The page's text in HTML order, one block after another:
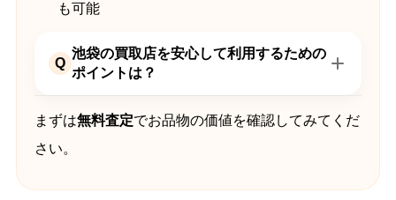
も可能
Q
池袋の買取店を安心して利用するための
ポイントは？
まずは無料査定でお品物の価値を確認してみてくだ
さい。